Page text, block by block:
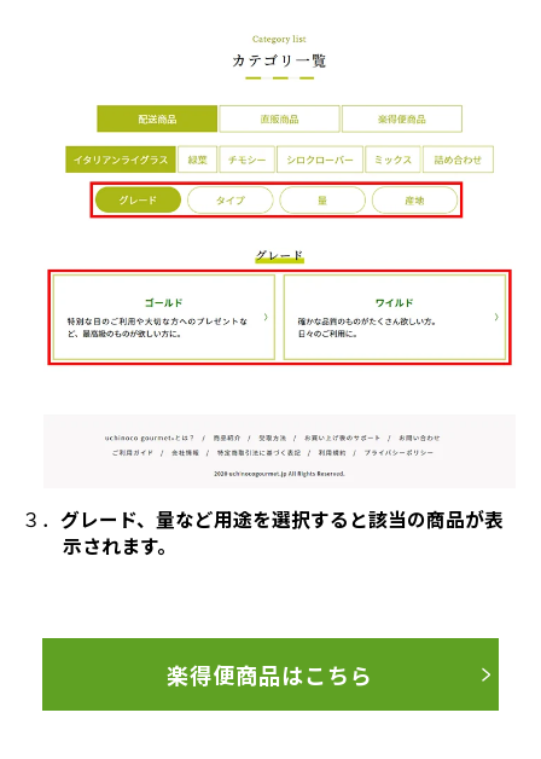
３．グレード、量など用途を選択すると該当の商品が表
示されます。
楽得便商品はこちら